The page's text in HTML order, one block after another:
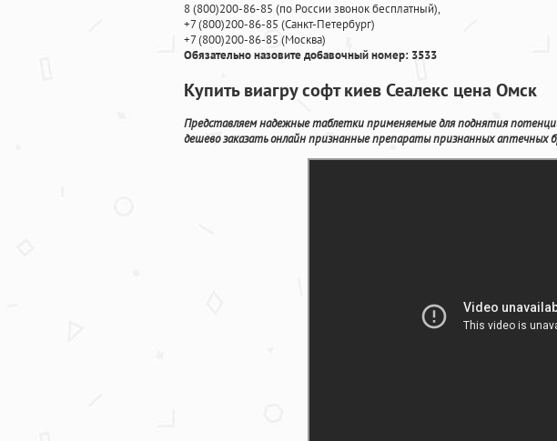
8(800)200-86-85 (по России звонок бесплатный),
+7(800)200-86-85 (Санкт-Петербург)
+7(800)200-86-85 (Москва)
Обязательно назовите добавочный номер: 3533
Купить виагру софт киев Сеалекс цена Омск
Представляем надежные таблетки применяемые для поднятия
дешево заказать онлайн признанные препараты признанных аптечных